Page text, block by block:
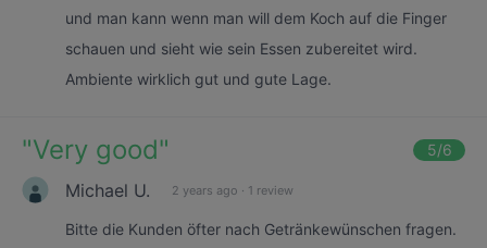
und man kann wenn man will dem Koch auf die Finger
schauen und sieht wie sein Essen zubereitet wird.
Ambiente wirklich gut und gute Lage.
"Very good" 5/6
Michael U. 2 years ago · 1 review
Bitte die Kunden öfter nach Getränkewünschen fragen.